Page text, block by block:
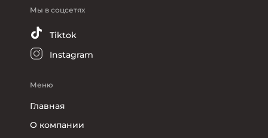
Мы в соцсетях
Tiktok
Instagram
Меню
Главная
О компании